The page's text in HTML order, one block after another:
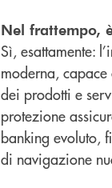
Nel frattempo,
Sì, esattamente:
moderna,
dei prodotti e
protezione
banking evoluto,
di navigazione